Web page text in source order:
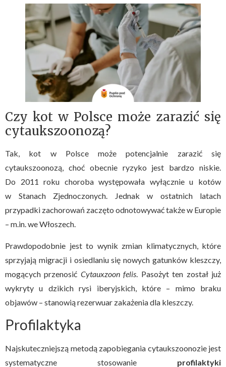
Czy kot w Polsce może zarazić się
cytaukszoonozą?
Tak, kot w Polsce może potencjalnie zarazić się
cytaukszoonozą, choć obecnie ryzyko jest bardzo niskie.
Do 2011 roku choroba występowała wyłącznie u kotów
w Stanach Zjednoczonych. Jednak w ostatnich latach
przypadki zachorowań zaczęto odnotowywać także w Europie
– m.in. we Włoszech.
Prawdopodobnie jest to wynik zmian klimatycznych, które
sprzyjają migracji i osiedlaniu się nowych gatunków kleszczy,
mogących przenosić Cytauxzoon felis. Pasożyt ten został już
wykryty u dzikich rysi iberyjskich, które – mimo braku
objawów – stanowią rezerwuar zakażenia dla kleszczy.
Profilaktyka
Najskuteczniejszą metodą zapobiegania cytaukszoonozie jest
systematyczne stosowanie profilaktyki